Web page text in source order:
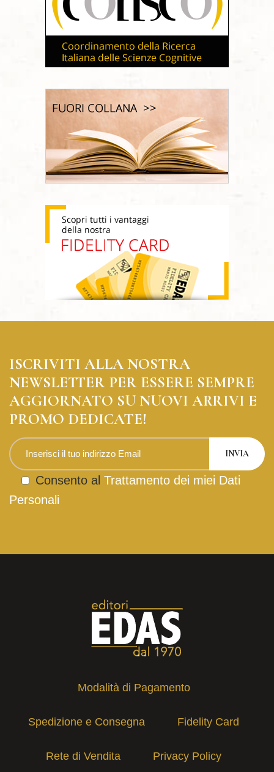
ISCRIVITI ALLA NOSTRA
NEWSLETTER PER ESSERE SEMPRE
AGGIORNATO SU NUOVI ARRIVI E
PROMO DEDICATE!
Consento al Trattamento dei miei Dati
Personali
Modalità di Pagamento
Spedizione e Consegna Fidelity Card
Rete di Vendita Privacy Policy